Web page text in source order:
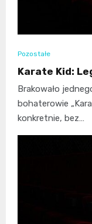
Pozostałe
Karate Kid:
Brakowało
bohaterowie
konkretnie, bez…